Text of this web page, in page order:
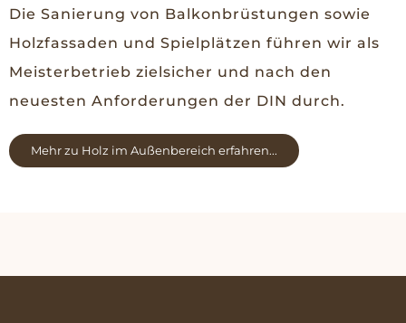
Die Sanierung von Balkonbrüstungen sowie
Holzfassaden und Spielplätzen führen wir als
Meisterbetrieb zielsicher und nach den
neuesten Anforderungen der DIN durch.
Mehr zu Holz im Außenbereich erfahren...